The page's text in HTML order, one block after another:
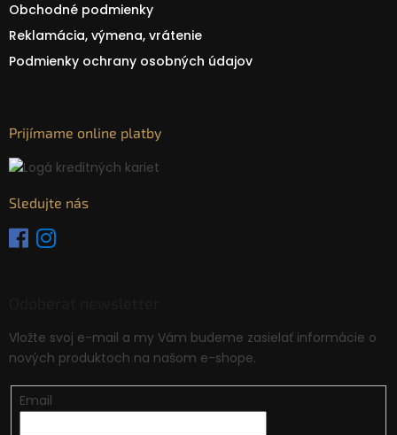
Obchodné podmienky
Reklamácia, výmena, vrátenie
Podmienky ochrany osobných údajov
Prijímame online platby
Sledujte nás
Vložte svoj e-mail a my Vám budeme zasielať informácie o
nových produktoch na našom e-shope.
Email